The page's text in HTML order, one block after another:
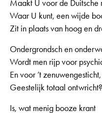
Maakt U voor de Duitsche
Waar U kunt, een wijde
Zit in plaats van hoog en
Ondergrondsch en
Wordt men rijp voor
En voor ’t zenuwengesticht,
Geestelijk totaal ontwricht?
Is, wat menig booze krant